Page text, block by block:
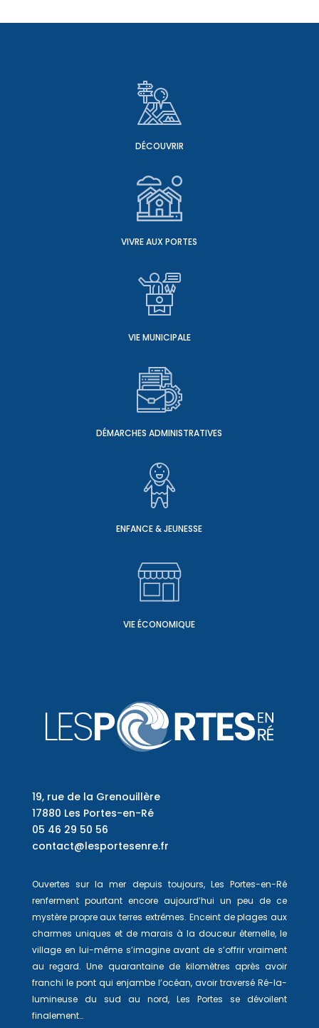
DÉCOUVRIR
VIVRE AUX PORTES
VIE MUNICIPALE
DÉMARCHES ADMINISTRATIVES
ENFANCE & JEUNESSE
VIE ÉCONOMIQUE
19, rue de la Grenouillère
17880 Les Portes-en-Ré
05 46 29 50 56
contact@lesportesenre.fr
Ouvertes sur la mer depuis toujours, Les Portes-en-Ré
renferment pourtant encore aujourd’hui un peu de ce
mystère propre aux terres extrêmes. Enceint de plages aux
charmes uniques et de marais à la douceur éternelle, le
village en lui-même s’imagine avant de s’offrir vraiment
au regard. Une quarantaine de kilomètres après avoir
franchi le pont qui enjambe l’océan, avoir traversé Ré-la-
lumineuse du sud au nord, Les Portes se dévoilent
finalement…